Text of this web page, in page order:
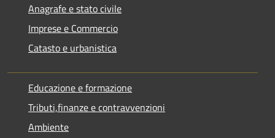
Anagrafe e stato civile
Imprese e Commercio
Catasto e urbanistica
Educazione e formazione
Tributi,finanze e contravvenzioni
Ambiente